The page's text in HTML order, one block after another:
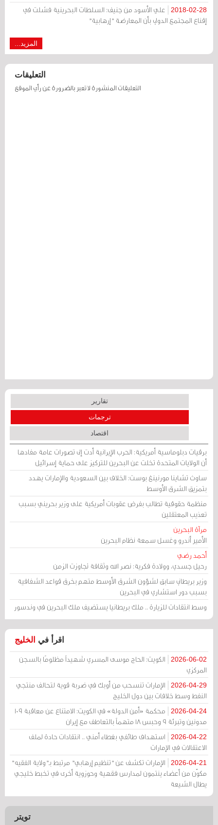
2018-02-28
علي الأسود من جنيف: السلطات البحرينية فشلت في
إقناع المجتمع الدولي بأن المعارضة "إرهابية"
المزيد...
التعليقات
التعليقات المنشورة لا تعبر بالضرورة عن رأي الموقع
تقارير
ترجمات
اقتصاد
برقيات دبلوماسية أمريكية: الحرب الإيرانية أدت إلى تصورات عامة مفادها
أن الولايات المتحدة تخلت عن البحرين للتركيز على حماية إسرائيل
ساوث تشاينا مورنينغ بوست: الخلاف بين السعودية والإمارات يهدد
بتمزيق الشرق الأوسط
منظمة حقوقية تطالب بفرض عقوبات أمريكية على وزير بحريني بسبب
تعذيب المعتقلين
مرآة البحرين
الأمير أندرو وغسل سمعة نظام البحرين
أحمد رضي
رحيل جسدي، وولادة فكرية: نصر الله وثقافة تجاوزت الزمن
وزير بريطاني سابق لشؤون الشرق الأوسط متهم بخرق قواعد الشفافية
بسبب دور استشاري في البحرين
وسط انتقادات للزيارة .. ملك بريطانيا يستضيف ملك البحرين في وندسور
اقرأ في الخليج
2026-06-02
الكويت: الحاج موسى المسري شهيداً مظلومًا بالسجن
المركزي
2026-04-29
الإمارات تنسحب من أوبك في ضربة قوية لتحالف منتجي
النفط وسط خلافات بين دول الخليج
2026-04-24
محكمة «أمن الدولة» في الكويت: الامتناع عن معاقبة 109
مدونين وتبرئة 9 وحبس 18 متهماً بالتعاطف مع إيران
2026-04-22
استهداف طائفي بغطاء أمني .. انتقادات حادة لملف
الاعتقالات في الإمارات
2026-04-21
الإمارات تكشف عن "تنظيم إرهابي" مرتبط بـ"ولاية الفقيه"
مكوّن من أعضاء ينتمون لمدارس فقهية وحوزوية أخرى في تخبط خليجي
يطال الشيعة
تويتر